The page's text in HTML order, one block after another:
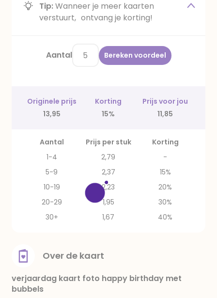
Tip:Wanneer je meer kaarten
verstuurt, ontvang je korting!
Aantal Bereken voordeel
Originele prijs Korting
Prijs voor jou
13,95
15% 11,85
Aantal Prijs per stuk
Korting
1-4
2,79
-
5-9
2,37
15%
10-19
2,23
20%
20-29
1,95
30%
30+
1,67 40%
Over de kaart
verjaardag kaart foto happy birthday met
bubbels